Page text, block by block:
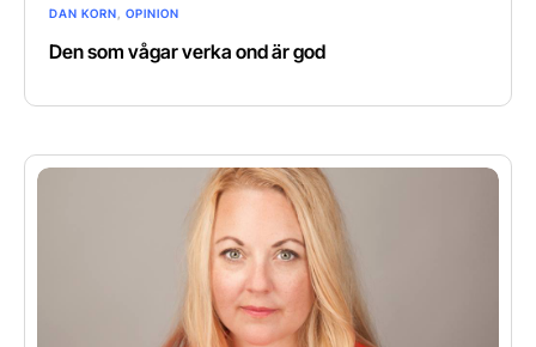
DAN KORN
OPINION
Den som vågar verka ond är god